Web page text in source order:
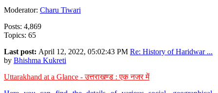
Moderator: Charu Tiwari
Posts: 4,869
Topics: 65
Last post: April 12, 2022, 05:02:43 PM Re: History of Haridwar ...
by Bhishma Kukreti
Uttarakhand at a Glance - उत्तराखण्ड : एक नजर में